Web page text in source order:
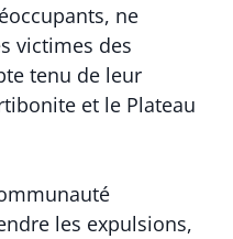
ne
victimes des
tenu de leur
et le Plateau
les expulsions,